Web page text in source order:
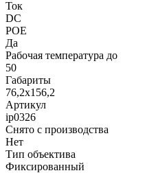
Ток
DC
POE
Да
Рабочая температура до
50
Габариты
76,2х156,2
Артикул
ip0326
Снято с производства
Нет
Тип объектива
Фиксированный